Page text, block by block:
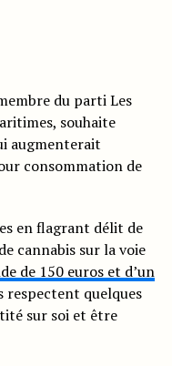
du parti Les
souhaite
augmenterait
consommation de
en flagrant délit de
cannabis sur la voie
de 150 euros et d’un
respectent quelques
sur soi et être